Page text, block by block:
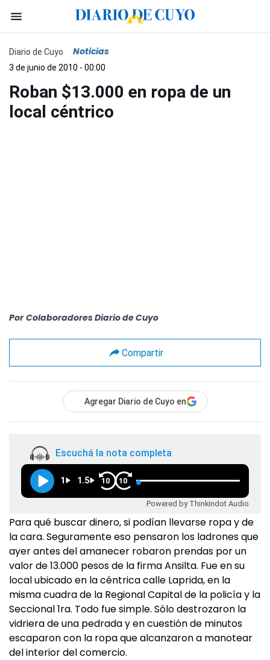
Diario de Cuyo Noticias
3 de junio de 2010 - 00:00
Roban $13.000 en ropa de un
local céntrico
Por Colaboradores Diario de Cuyo
Compartir
Agregar Diario de Cuyo en
Escuchá la nota completa
1 1.5 10 10
Powered by Thinkindot Audio
Para qué buscar dinero, si podían llevarse ropa y de
la cara. Seguramente eso pensaron los ladrones que
ayer antes del amanecer robaron prendas por un
valor de 13.000 pesos de la firma Ansilta. Fue en su
local ubicado en la céntrica calle Laprida, en la
misma cuadra de la Regional Capital de la policía y la
Seccional 1ra. Todo fue simple. Sólo destrozaron la
vidriera de una pedrada y en cuestión de minutos
escaparon con la ropa que alcanzaron a manotear
del interior del comercio.